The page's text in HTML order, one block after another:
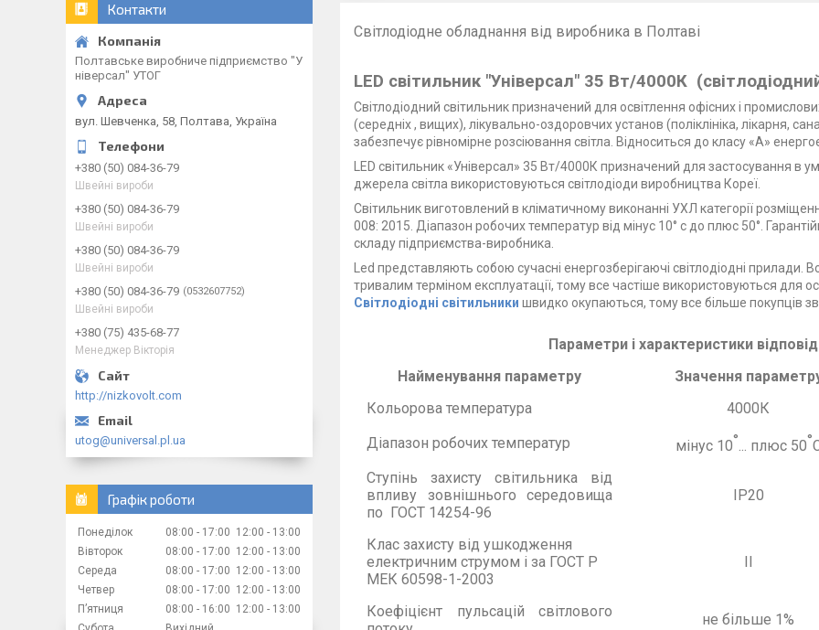
Світлодіодне обладнання від виробника в Полтаві
LED світильник "Універсал" 35 Вт/4000К
Світлодіодний світильник призначений для освітлення офісних і
(середніх , вищих), лікувально-оздоровчих установ (поліклініка, лікарня,
забезпечує рівномірне розсіювання світла. Відноситься до класу «А»
LED світильник «Універсал» 35 Вт/4000К призначений для застосування в
джерела світла використовуються світлодіоди виробництва Кореї.
Світильник виготовлений в кліматичному виконанні УХЛ категорії
008: 2015. Діапазон робочих температур від мінус 10° с до плюс 50°.
складу підприємства-виробника.
Led представляють собою сучасні енергозберігаючі світлодіодні прилади.
тривалим терміном експлуатації, томувсе частіше використовуються для
Світлодіодні світильники швидко окупаються, томувсе більше покупців
Параметри і характеристики
Найменування параметру
Значення
Кольорова температура
4000К
Діапазон робочих температур
мінус 10°... плюс 50°
Ступінь захисту світильника від
впливу зовнішнього середовища
по ГОСТ 14254-96
ІР20
Клас захисту від ушкодження
електричним струмом і за ГОСТ Р
МЕК 60598-1-2003
II
Коефіцієнт пульсацій світлового
не більше 1%
Контакти
Полтавське виробниче підприємство "У
ніверсал" УТОГ
вул. Шевченка, 58, Полтава, Україна
+380 (50) 084-36-79
Швейні вироби
+380 (50) 084-36-79
Швейні вироби
+380 (50) 084-36-79
Швейні вироби
+380 (50) 084-36-79 0532607752
Швейні вироби
+380 (75) 435-68-77
Менеджер Вікторія
http://nizkovolt.com
utog@universal.pl.ua
Графік роботи
Понеділок 08:00 17:00 12:00
13:00
Вівторок
08:00 17:00 12:00
13:00
Середа
08:00 17:00 12:00
13:00
Четвер
08:00 17:00 12:00
13:00
Пʼятниця
08:00 16:00 12:00
13:00